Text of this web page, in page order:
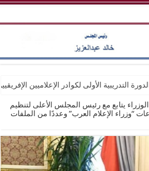
التدريبية الأولى لكوادر الإعلاميين
يتابع مع رئيس المجلس الأعلى لتنظيم
“وزراء الإعلام العرب” وعددًا من الملفات